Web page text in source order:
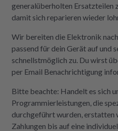
generalüberholten Ersatzteilen
damit sich reparieren wieder
Wir bereiten die Elektronik
passend für dein Gerät auf und
schnellstmöglich zu. Du wirst
per Email Benachrichtigung
Bitte beachte: Handelt es sich
Programmierleistungen, die
durchgeführt wurden,
Zahlungen bis auf eine